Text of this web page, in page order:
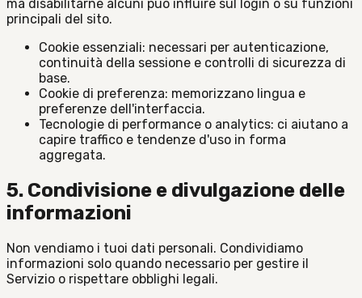
ma disabilitarne alcuni può influire sul login o su funzioni
principali del sito.
Cookie essenziali: necessari per autenticazione,
continuità della sessione e controlli di sicurezza di
base.
Cookie di preferenza: memorizzano lingua e
preferenze dell'interfaccia.
Tecnologie di performance o analytics: ci aiutano a
capire traffico e tendenze d'uso in forma
aggregata.
5. Condivisione e divulgazione delle
informazioni
Non vendiamo i tuoi dati personali. Condividiamo
informazioni solo quando necessario per gestire il
Servizio o rispettare obblighi legali.